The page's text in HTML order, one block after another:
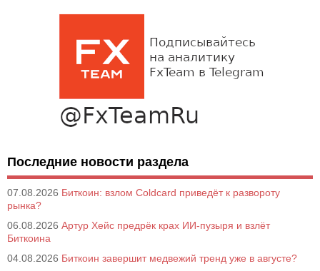
Последние новости раздела
07.08.2026 Биткоин: взлом Coldcard приведёт к развороту
рынка?
06.08.2026 Артур Хейс предрёк крах ИИ-пузыря и взлёт
Биткоина
04.08.2026 Биткоин завершит медвежий тренд уже в августе?